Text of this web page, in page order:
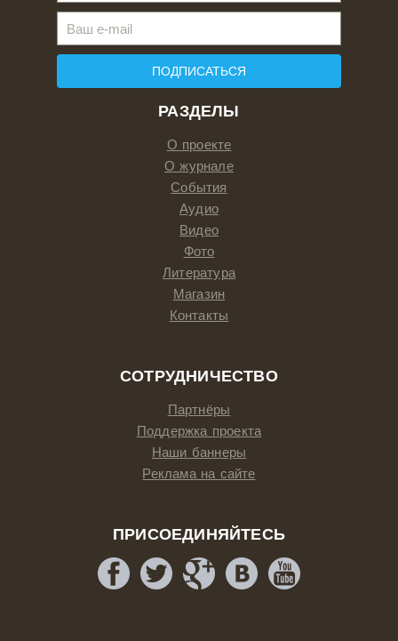
РАЗДЕЛЫ
О проекте
О журнале
События
Аудио
Видео
Фото
Литература
Магазин
Контакты
СОТРУДНИЧЕСТВО
Партнёры
Поддержка проекта
Наши баннеры
Реклама на сайте
ПРИСОЕДИНЯЙТЕСЬ
ПОДПИСАТЬСЯ